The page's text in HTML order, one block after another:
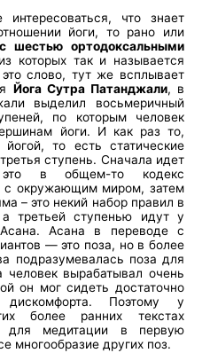
что знает
йоги, то рано или
с шестью ортодоксальными
которых так и называется
слово, тут же всплывает
Йога Сутра Патанджали, в
выделил восьмеричный
по которым человек
йоги. И как раз то,
то есть статические
ступень. Сначала идет
в общем-то кодекс
с окружающим миром, затем
– это некий набор правил в
третьей ступенью идут у
Асана в переводе с
— это поза, но в более
подразумевалась поза для
человек вырабатывал очень
он мог сидеть достаточно
Поэтому у
более ранних текстах
для медитации в первую
многообразие других поз.